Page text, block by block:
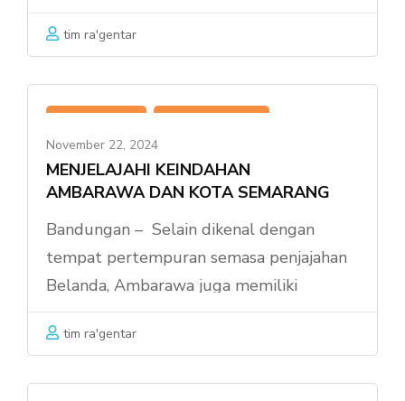
Adrenaline-nya. Mulai dari pengecekan
rutin, perawatan alat, hingga safety
tahun ini, Yakni : …
tim ra'gentar
,
UMBUL SIDOMUKTI
November 22, 2024
MENJELAJAHI KEINDAHAN
AMBARAWA DAN KOTA SEMARANG
Bandungan – Selain dikenal dengan
tempat pertempuran semasa penjajahan
Belanda, Ambarawa juga memiliki
keindahan alam yang dapat dinikmati
dengan menaiki kereta api uap. Menikmati
tim ra'gentar